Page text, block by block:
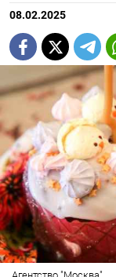
08.02.2025